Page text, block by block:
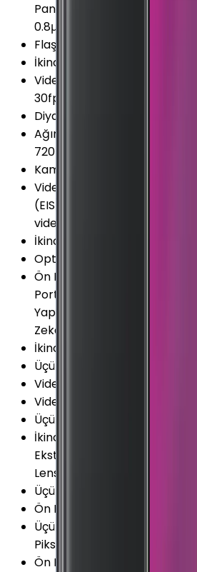
Panorama Otomatik
0.8μm (1.6μm) Piksel 6
Flaş
İkinci Arka Kamera Diyafram
Video Kayıt Seçenekleri
30fps 1080p @ 60fps 2160p
Diyafram Açıklığı
Ağır Çekim Kayıt Seçenekleri
720p @ 960fps 1080p @
Kamera Çözünürlüğü
Video Kayıt Özellikleri
(EIS) Yavaş Çekim Video
video)
İkinci Arka Kamera
Optik Görüntü Sabitleyici
Ön Kamera Özellikleri
Portre Modu HDR Yapay
Yapay Zeka (AI) Yüz
Zeka (AI) İyileştirme
İkinci Arka Kamera
Üçüncü Arka Kamera
Video Kayıt Çözünürlüğü
Video FPS Değeri
Üçüncü Arka Kamera
İkinci Arka Kamera Özellikleri
Ekstra Geniş Açı (123°)
Lens
Üçüncü Arka Kamera
Ön Kamera Diyafram Açıklığı
Üçüncü Arka Kamera
Piksel 5 Elementli Lens
Ön Kamera FPS Değeri